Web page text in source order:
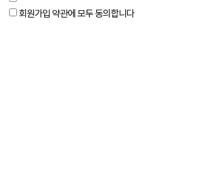
회원가입 약관에 모두 동의합니다